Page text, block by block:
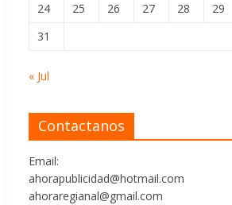
24
25 26 27 28 29
31
« Jul
Contactanos
Email:
ahorapublicidad@hotmail.com
ahoraregianal@gmail.com